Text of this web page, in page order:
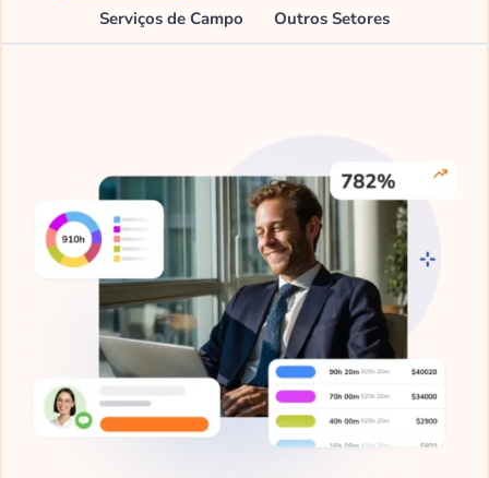
Serviços de Campo Outros Setores